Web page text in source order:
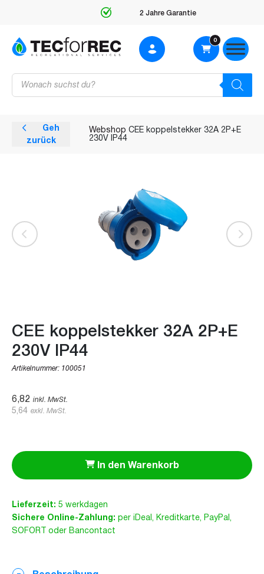
2 Jahre Garantie
Products
search
0
zurück
Webshop CEE koppelstekker 32A 2P+E
230V IP44
CEE koppelstekker 32A 2P+E
230V IP44
Artikelnummer: 100051
6,82 inkl. MwSt.
5,64 exkl. MwSt.
In den Warenkorb
Lieferzeit: 5 werkdagen
Sichere Online-Zahlung: per iDeal, Kreditkarte, PayPal,
SOFORT oder Bancontact